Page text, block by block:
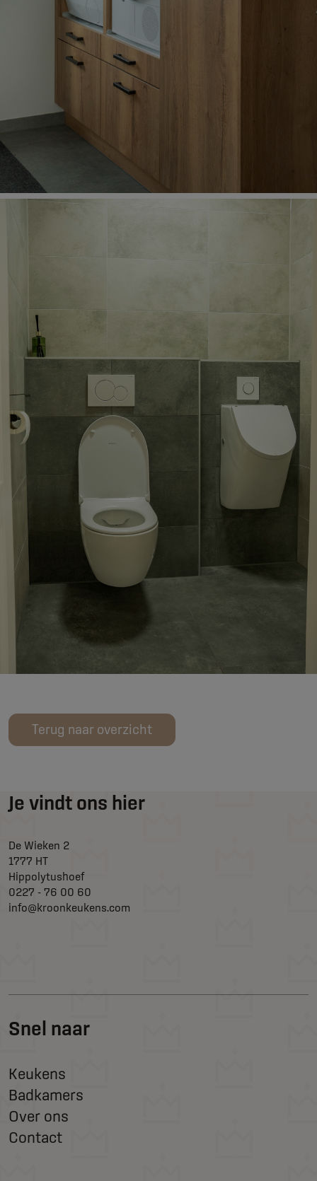
Terug naar overzicht
Snel naar
Keukens
Badkamers
Over ons
Contact
Je vindt ons hier
De Wieken 2
1777 HT
Hippolytushoef
0227 - 76 00 60
info@kroonkeukens.com